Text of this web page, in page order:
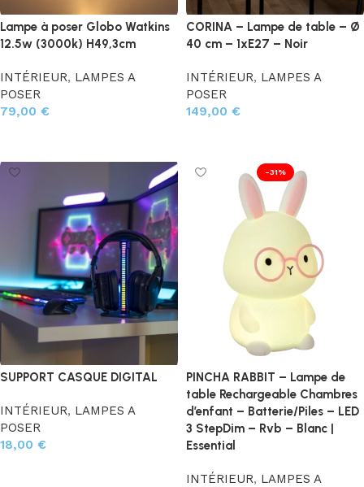
Lampe à poser Globo Watkins
12.5w (3000k) H49,3cm
INTÉRIEUR, LAMPES A
POSER
79,00 €
CORINA – Lampe de table – Ø
40 cm – 1xE27 – Noir
INTÉRIEUR, LAMPES A
POSER
149,00 €
SUPPORT CASQUE DIGITAL
INTÉRIEUR, LAMPES A
POSER
18,00 €
-31%
PINCHA RABBIT – Lampe de
table Rechargeable Chambres
d’enfant – Batterie/Piles – LED
3 StepDim – Rvb – Blanc |
Essential
INTÉRIEUR, LAMPES A